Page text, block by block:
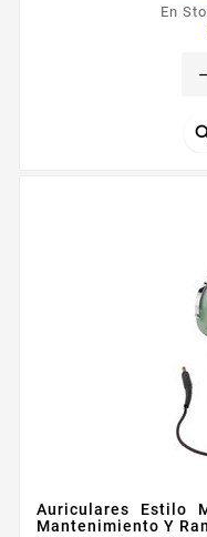
En
Auriculares Estilo
Mantenimiento Y